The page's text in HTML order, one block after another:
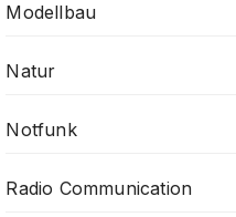
Modellbau
Natur
Notfunk
Radio Communication